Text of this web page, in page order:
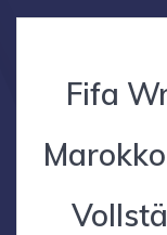
Fifa